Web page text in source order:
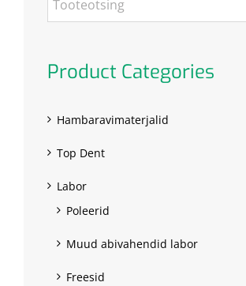
Product Categories
Hambaravimaterjalid
Top Dent
Labor
Poleerid
Muud abivahendid labor
Freesid